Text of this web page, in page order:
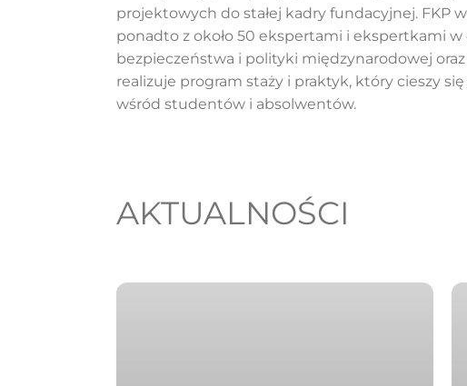
projektowych do stałej kadry fundacyjnej. FKP
ponadto z około 50 ekspertami i ekspertkami w
bezpieczeństwa i polityki międzynarodowej
realizuje program staży i praktyk, który cieszy
wśród studentów i absolwentów.
AKTUALNOŚCI